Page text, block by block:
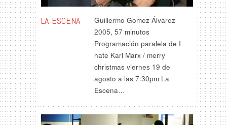
LA ESCENA
Guillermo Gomez Álvarez
2005, 57 minutos
Programación paralela de I
hate Karl Marx / merry
christmas viernes 19 de
agosto a las 7:30pm La
Escena…